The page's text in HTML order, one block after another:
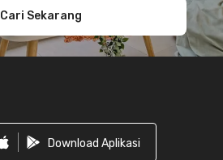
Cari Sekarang
Download Aplikasi